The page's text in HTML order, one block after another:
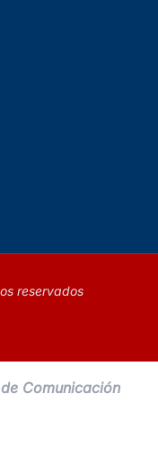
reservados
Comunicación